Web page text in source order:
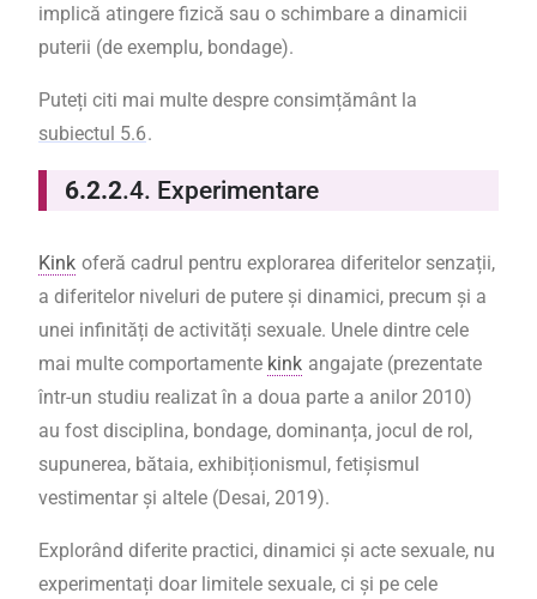
implică atingere fizică sau o schimbare a dinamicii
puterii (de exemplu, bondage).
Puteți citi mai multe despre consimțământ la
subiectul 5.6.
6.2.2.4. Experimentare
Kink oferă cadrul pentru explorarea diferitelor senzații,
a diferitelor niveluri de putere și dinamici, precum și a
unei infinități de activități sexuale. Unele dintre cele
mai multe comportamente kink angajate (prezentate
într-un studiu realizat în a doua parte a anilor 2010)
au fost disciplina, bondage, dominanța, jocul de rol,
supunerea, bătaia, exhibiționismul, fetișismul
vestimentar și altele (Desai, 2019).
Explorând diferite practici, dinamici și acte sexuale, nu
experimentați doar limitele sexuale, ci și pe cele